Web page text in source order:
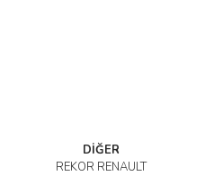
DİĞER
REKOR RENAULT